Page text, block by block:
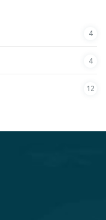
4
4
12